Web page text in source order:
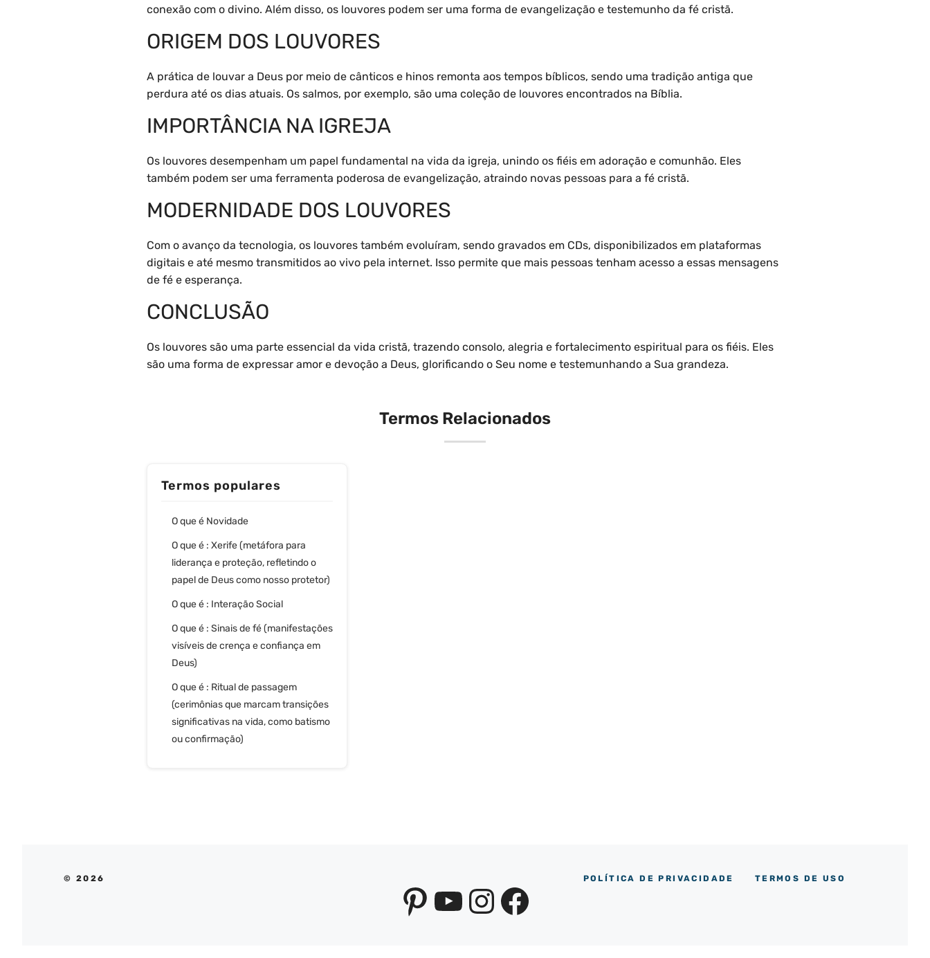
conexão com o divino. Além disso, os louvores podem ser uma forma de evangelização e testemunho da fé cristã.
ORIGEM DOS LOUVORES
A prática de louvar a Deus por meio de cânticos e hinos remonta aos tempos bíblicos, sendo uma tradição antiga que
perdura até os dias atuais. Os salmos, por exemplo, são uma coleção de louvores encontrados na Bíblia.
IMPORTÂNCIA NA IGREJA
Os louvores desempenham um papel fundamental na vida da igreja, unindo os fiéis em adoração e comunhão. Eles
também podem ser uma ferramenta poderosa de evangelização, atraindo novas pessoas para a fé cristã.
MODERNIDADE DOS LOUVORES
Com o avanço da tecnologia, os louvores também evoluíram, sendo gravados em CDs, disponibilizados em plataformas
digitais e até mesmo transmitidos ao vivo pela internet. Isso permite que mais pessoas tenham acesso a essas mensagens
de fé e esperança.
CONCLUSÃO
Os louvores são uma parte essencial da vida cristã, trazendo consolo, alegria e fortalecimento espiritual para os fiéis. Eles
são uma forma de expressar amor e devoção a Deus, glorificando o Seu nome e testemunhando a Sua grandeza.
Termos Relacionados
Termos populares
O que é Novidade
O que é : Xerife (metáfora para
liderança e proteção, refletindo o
papel de Deus como nosso protetor)
O que é : Interação Social
O que é : Sinais de fé (manifestações
visíveis de crença e confiança em
Deus)
O que é : Ritual de passagem
(cerimônias que marcam transições
significativas na vida, como batismo
ou confirmação)
© 2026 POLÍTICA DE PRIVACIDADE TERMOS DE USO
Pinterest
YouTube
Instagram
Facebook